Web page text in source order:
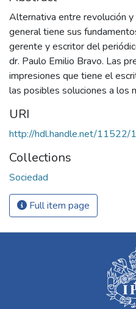
Alternativa entre revolución y
general tiene sus
gerente y escritor del
dr. Paulo Emilio Bravo. Las
impresiones que tiene el
las posibles soluciones a los
URI
http://hdl.handle.net/11522/
Collections
Sociedad
Full item page